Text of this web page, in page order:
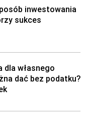
inwestowania
sukces
dla własnego
dać bez podatku?